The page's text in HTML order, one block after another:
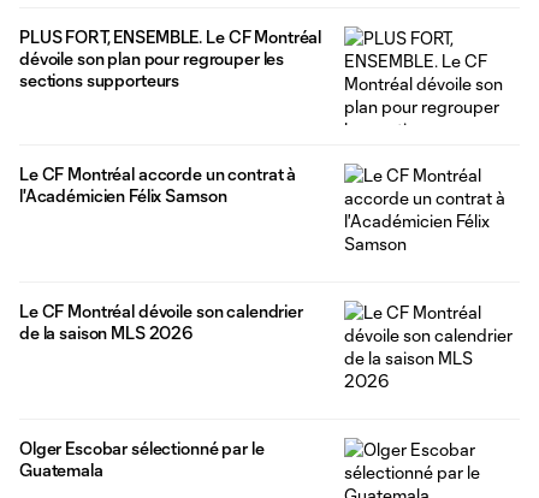
PLUS FORT, ENSEMBLE. Le CF Montréal
dévoile son plan pour regrouper les
sections supporteurs
Le CF Montréal accorde un contrat à
l'Académicien Félix Samson
Le CF Montréal dévoile son calendrier
de la saison MLS 2026
Olger Escobar sélectionné par le
Guatemala